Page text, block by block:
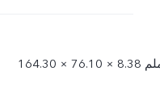
76.10 × 8.38 ملم